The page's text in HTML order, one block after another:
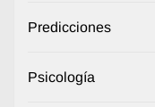
Predicciones
Psicología